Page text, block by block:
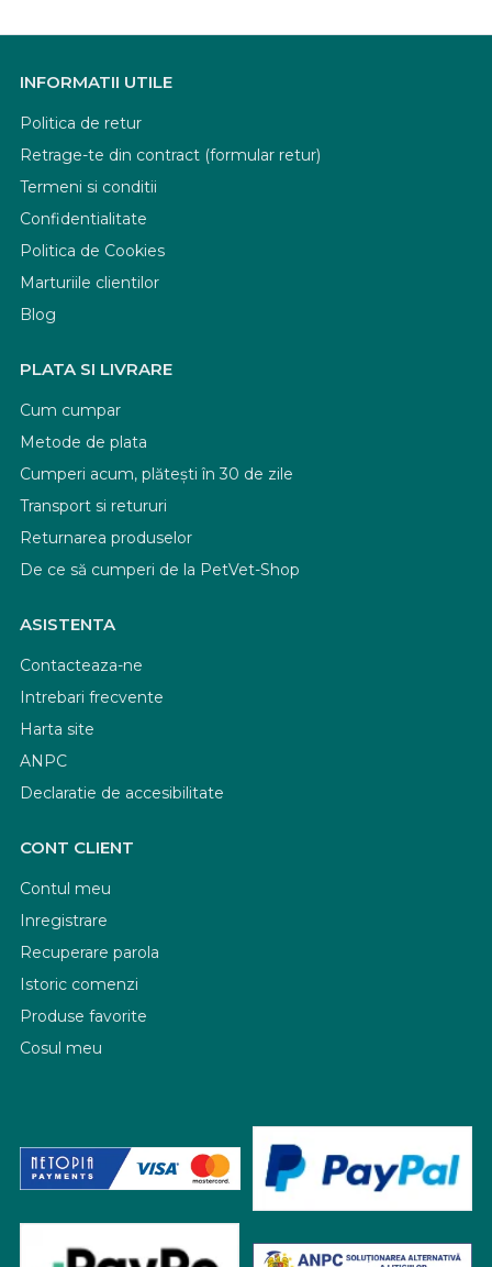
INFORMATII UTILE
Politica de retur
Retrage-te din contract (formular retur)
Termeni si conditii
Confidentialitate
Politica de Cookies
Marturiile clientilor
Blog
PLATA SI LIVRARE
Cum cumpar
Metode de plata
Cumperi acum, plătești în 30 de zile
Transport si retururi
Returnarea produselor
De ce să cumperi de la PetVet-Shop
ASISTENTA
Contacteaza-ne
Intrebari frecvente
Harta site
ANPC
Declaratie de accesibilitate
CONT CLIENT
Contul meu
Inregistrare
Recuperare parola
Istoric comenzi
Produse favorite
Cosul meu